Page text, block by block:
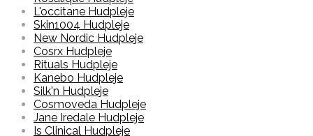
L'occitane Hudpleje
Skin1004 Hudpleje
New Nordic Hudpleje
Cosrx Hudpleje
Rituals Hudpleje
Kanebo Hudpleje
Silk'n Hudpleje
Cosmoveda Hudpleje
Jane Iredale Hudpleje
Is Clinical Hudpleje